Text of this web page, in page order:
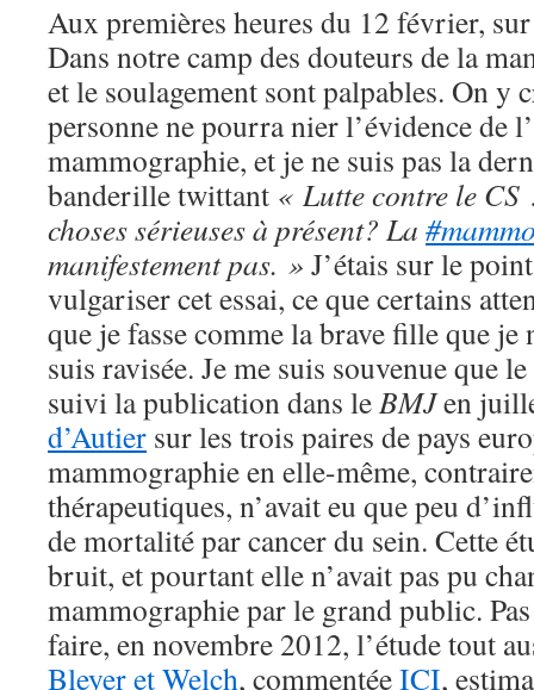
Aux premières heures du 12 février,
Dans notre camp des douteurs de la
et le soulagement sont palpables. On y
personne ne pourra nier l’évidence de
mammographie, et je ne suis pas la
banderille twittant « Lutte contre le
choses sérieuses à présent? La
manifestement pas. » J’étais sur le
vulgariser cet essai, ce que certains
que je fasse comme la brave fille que je
suis ravisée. Je me suis souvenue que
suivi la publication dans leBMJen
d’Autier sur les trois paires de pays
mammographie en elle-même,
thérapeutiques, n’avait eu que peu
de mortalité par cancer du sein. Cette
bruit, et pourtant elle n’avait pas pu
mammographie par le grand public.
faire, en novembre 2012, l’étude tout
Bleyer et Welch, commentéeICI,